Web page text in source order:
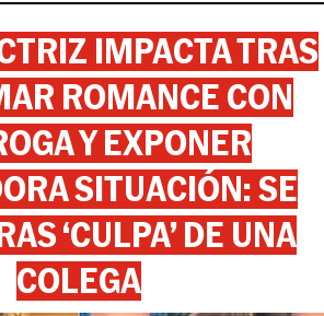
IMPACTA TRAS
ROMANCE CON
Y EXPONER
SITUACIÓN: SE
‘CULPA’ DE UNA
COLEGA